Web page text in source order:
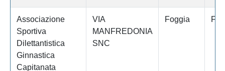
Associazione
Sportiva
Dilettantistica
Ginnastica
Capitanata
VIA
MANFREDONIA
SNC
Foggia